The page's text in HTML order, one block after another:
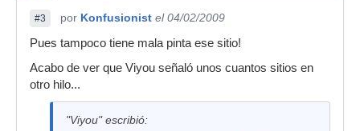
#3 por Konfusionist el 04/02/2009
Pues tampoco tiene mala pinta ese sitio!
Acabo de ver que Viyou señaló unos cuantos sitios en
otro hilo...
"Viyou" escribió: